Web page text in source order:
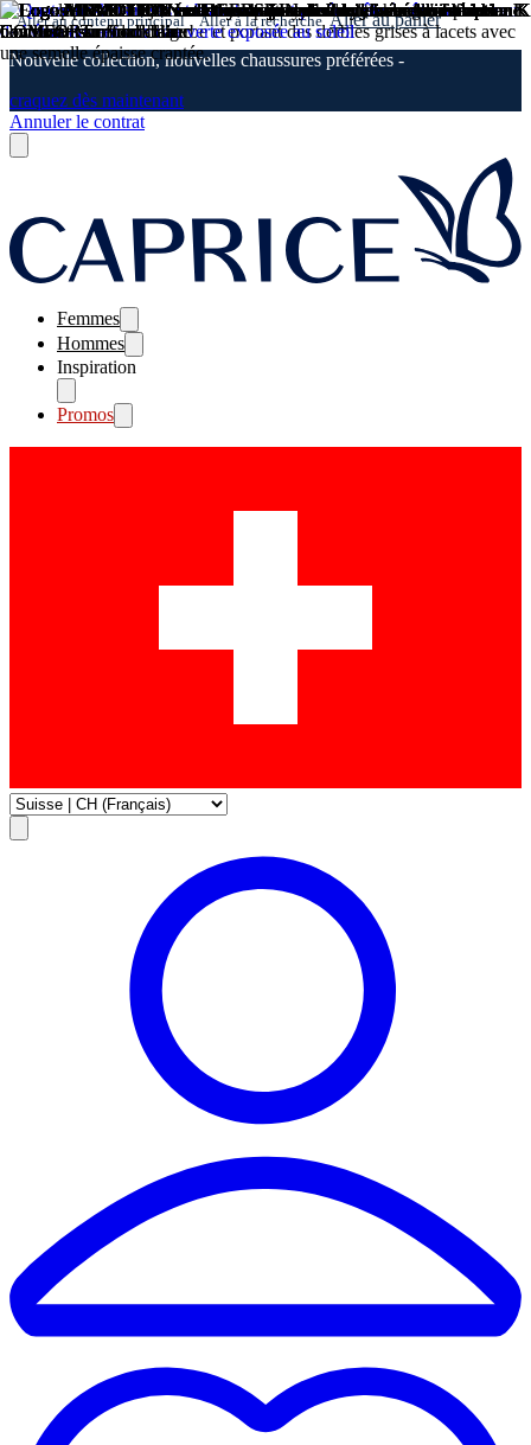
Aller au contenu principal Aller à la recherche Aller au panier
Nouvelle collection, nouvelles chaussures préférées -
craquez dès maintenant
Annuler le contrat
Femmes
Hommes
Inspiration
Promos